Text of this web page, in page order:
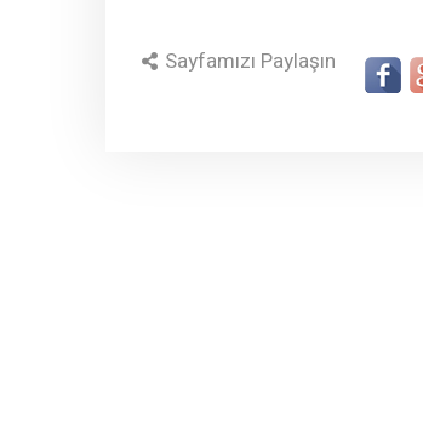
Sayfamızı Paylaşın